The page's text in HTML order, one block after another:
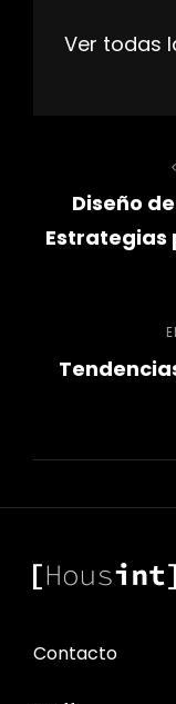
Ver todas
de
Diseño
Estrategias
Contacto